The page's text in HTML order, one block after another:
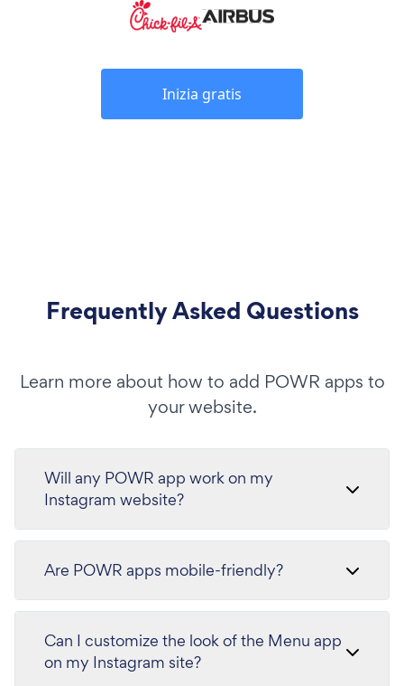
Inizia gratis
Frequently Asked Questions
Learn more about how to add POWR apps to
your website.
Will any POWR app work on my
Instagram website?
Are POWR apps mobile-friendly?
Can I customize the look of the Menu app
on my Instagram site?